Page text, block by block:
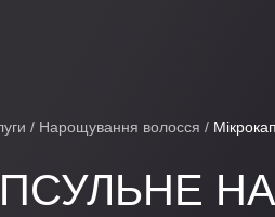
/ Нарощування волосся /